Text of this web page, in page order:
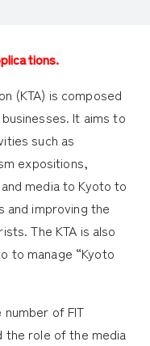
(KTA) is composed
It aims to
such as
expositions,
media to Kyoto to
and improving the
The KTA is also
to manage “Kyoto
of FIT
the role of the media